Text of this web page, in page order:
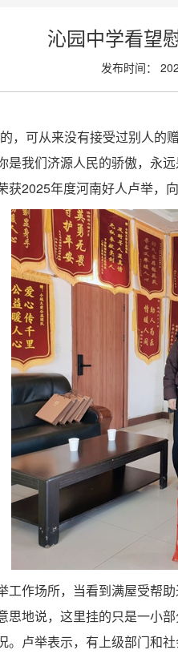
沁园中学看望
发布时间：
，可从来没有接受过别人
是我们济源人民的骄傲，永
获2025年度河南好人卢举，
工作场所，当看到满屋受帮
思地说，这里挂的只是一小
。卢举表示，有上级部门和